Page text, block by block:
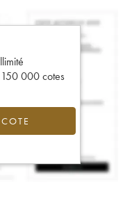
000 cotes